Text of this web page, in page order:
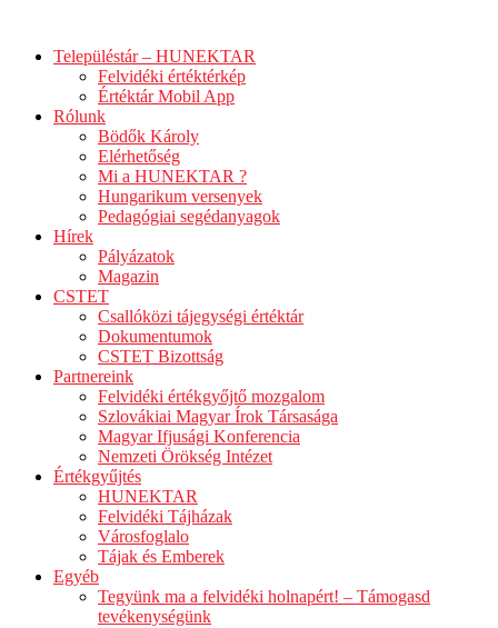
tartalomhozTelepüléstár – HUNEKTAR
Felvidéki értéktérkép
Értéktár Mobil App
Rólunk
Bödők Károly
Elérhetőség
Mi a HUNEKTAR ?
Hungarikum versenyek
Pedagógiai segédanyagok
Hírek
Pályázatok
Magazin
CSTET
Csallóközi tájegységi értéktár
Dokumentumok
CSTET Bizottság
Partnereink
Felvidéki értékgyőjtő mozgalom
Szlovákiai Magyar Írok Társasága
Magyar Ifjusági Konferencia
Nemzeti Örökség Intézet
Értékgyűjtés
HUNEKTAR
Felvidéki Tájházak
Városfoglalo
Tájak és Emberek
Egyéb
Tegyünk ma a felvidéki holnapért! – Támogasd
tevékenységünk